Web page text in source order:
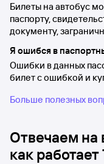
Билеты на автобус
паспорту,
документу,
Я ошибся в
Ошибки в данных
билет с ошибкой и
Больше полезных
Отвечаем на
как работает